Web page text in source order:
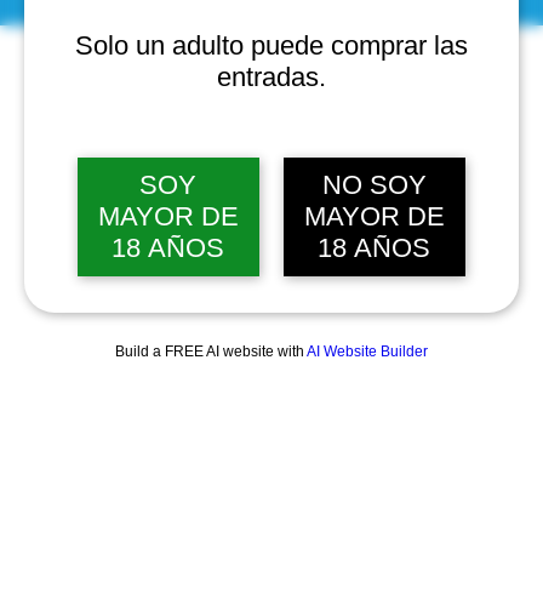
Solo un adulto puede comprar las
entradas.
SOY
MAYOR DE
18 AÑOS
NO SOY
MAYOR DE
18 AÑOS
Build a FREE AI website with AI Website Builder